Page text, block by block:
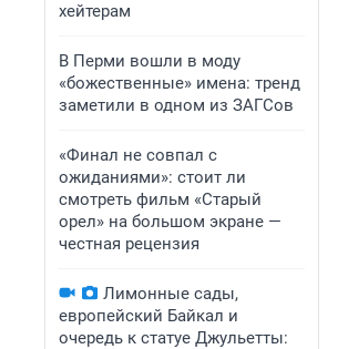
хейтерам
В Перми вошли в моду
«божественные» имена: тренд
заметили в одном из ЗАГСов
«Финал не совпал с
ожиданиями»: стоит ли
смотреть фильм «Старый
орел» на большом экране —
честная рецензия
Лимонные сады,
европейский Байкал и
очередь к статуе Джульетты: